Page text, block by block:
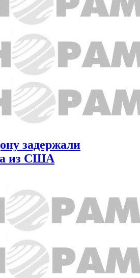
задержали
из США